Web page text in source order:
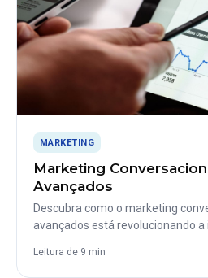
MARKETING
Marketing
Avançados
Descubra como o marketing
avançados está revolucionando
Leitura de 9 min